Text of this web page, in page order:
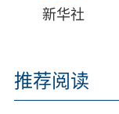
新华社
推荐阅读